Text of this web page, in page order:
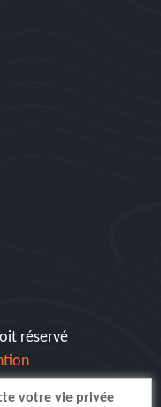
réservé
30
votre vie privée